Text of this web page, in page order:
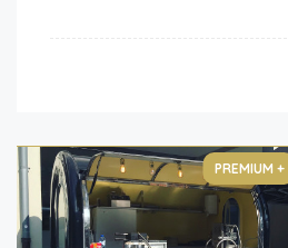
PREMIUM +